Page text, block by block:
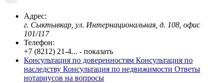
Адрес:
г. Сыктывкар, ул. Интернациональная, д. 108, офис
101/117
Телефон:
+7 (8212) 21-4... - показать
Консультация по доверенностям Консультация по
наследству Консультация по недвижимости Ответы
нотариусов на вопросы